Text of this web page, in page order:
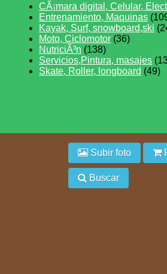
CÃ¡mara digital, Celular,
Entrenamiento, Maquinas
Kayak, Surf, snowboard,ski
Moto, Ciclomotor (36)
NutriciÃ³n (138)
Servicios,Pintura, masajes
Skate, Roller, longboard (49)
Subir foto
Buscar